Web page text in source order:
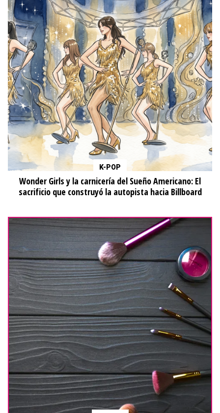
K-POP
Wonder Girls y la carnicería del Sueño Americano: El
sacrificio que construyó la autopista hacia Billboard